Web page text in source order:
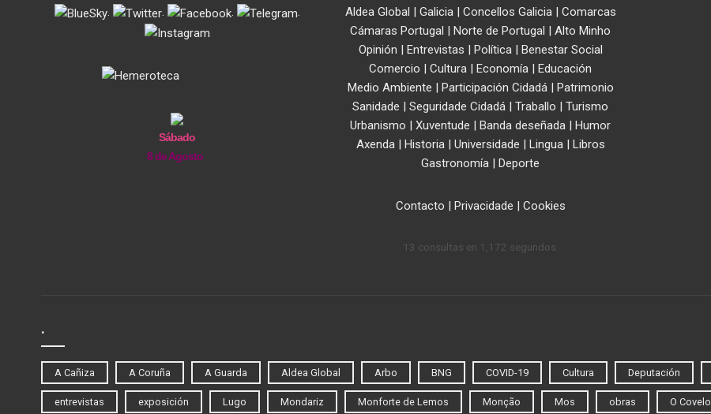
. . . .
Sábado
8 de Agosto
Aldea Global Galicia| Concellos Galicia| Comarcas
Cámaras Portugal
Norte de Portugal
Alto Minho
Opinión
Entrevistas Política|
Benestar Social
Comercio
Cultura Economía
Educación
Medio Ambiente
Participación Cidadá|
Patrimonio
Sanidade
Seguridade Cidadá Traballo
Turismo
Urbanismo
Xuventude Banda deseñada
Humor
Axenda| Historia| Universidade Lingua|
Libros
Gastronomía
Deporte
Contacto Privacidade Cookies
13 consultas en 1,172 segundos.
.
A Cañiza A Coruña A Guarda Aldea Global Arbo BNG COVID-19 Cultura Deputación
entrevistas exposición Lugo Mondariz Monforte de Lemos Monção Mos obras O Covelo